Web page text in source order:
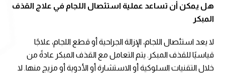
هل يمكن أن تساعد عملية استئصال اللجام في علاج القذف
المبكر
لا يعد استئصال اللجام، الإزالة الجراحية أو قطع اللجام، علاجًا
قياسيًا للقذف المبكر. يتم التعامل مع القذف المبكر عادةً من
خلال التقنيات السلوكية أو الاستشارة أو الأدوية أو مزيج منها. لا